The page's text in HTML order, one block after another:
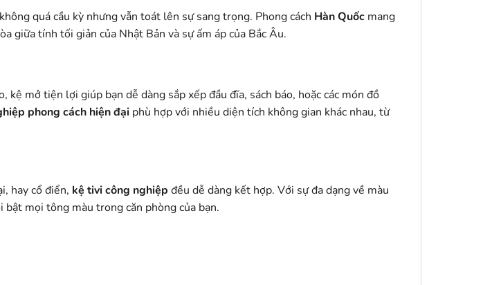
quá cầu kỳ nhưng vẫn toát lên sự sang trọng. Phong cách Hàn Quốc mang
giữa tính tối giản của Nhật Bản và sự ấm áp của Bắc Âu.
mở tiện lợi giúp bạn dễ dàng sắp xếp đầu đĩa, sách báo, hoặc các món đồ
phong cách hiện đại phù hợp với nhiều diện tích không gian khác nhau, từ
hay cổ điển, kệ tivi công nghiệp đều dễ dàng kết hợp. Với sự đa dạng về màu
mọi tông màu trong căn phòng của bạn.